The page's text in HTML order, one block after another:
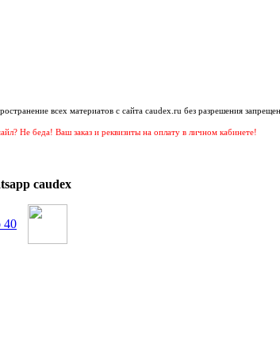
всех материатов с сайта caudex.ru без разрешения
Не беда! Ваш заказ и реквизиты на оплату в личном кабинете!